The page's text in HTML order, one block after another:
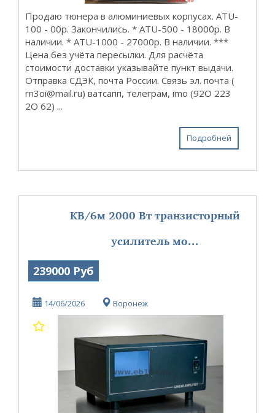
Продаю тюнера в алюминиевых корпусах. АТU-
100 - 00р. Закончились. * ATU-500 - 18000р. В
наличии. * АТU-1000 - 27000р. В наличии. ***
Цена без учёта пересылки. Для расчёта
стоимости доставки указывайте пункт выдачи.
Отправка СДЭК, почта России. Связь эл. почта (
rn3oi@mail.ru) ватсапп, телеграм, imo (92О 223
2О 62) ...
Подробней
КВ/6м 2000 Вт транзисторный
усилитель мо...
239000 Руб
14/06/2026 Воронеж